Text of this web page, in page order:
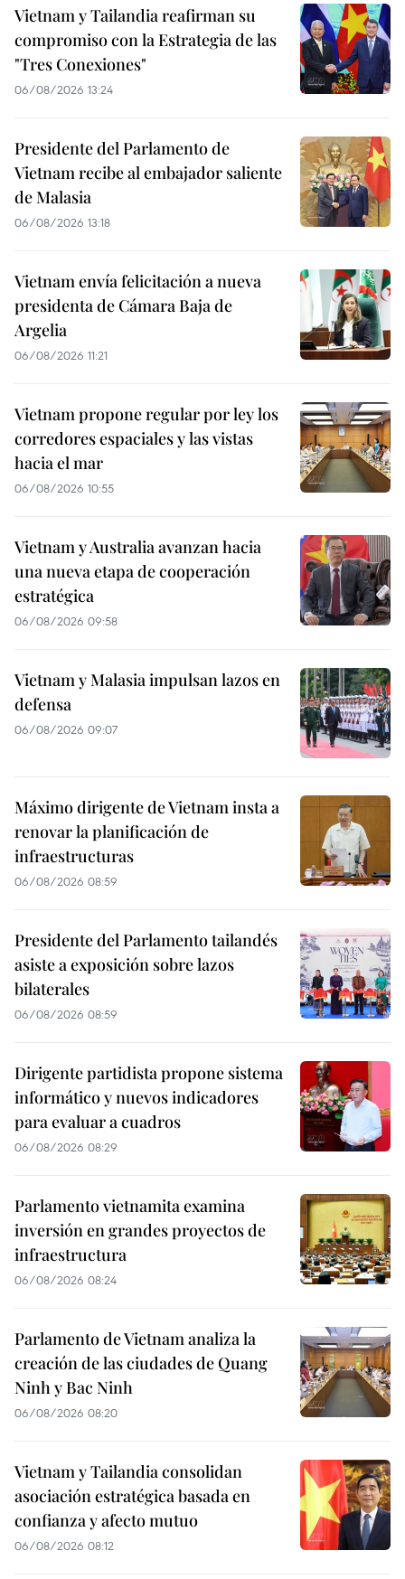
Vietnam y Tailandia reafirman su
compromiso con la Estrategia de las
"Tres Conexiones"
06/08/2026 13:24
Presidente del Parlamento de
Vietnam recibe al embajador saliente
de Malasia
06/08/2026 13:18
Vietnam envía felicitación a nueva
presidenta de Cámara Baja de
Argelia
06/08/2026 11:21
Vietnam propone regular por ley los
corredores espaciales y las vistas
hacia el mar
06/08/2026 10:55
Vietnam y Australia avanzan hacia
una nueva etapa de cooperación
estratégica
06/08/2026 09:58
Vietnam y Malasia impulsan lazos en
defensa
06/08/2026 09:07
Máximo dirigente de Vietnam insta a
renovar la planificación de
infraestructuras
06/08/2026 08:59
Presidente del Parlamento tailandés
asiste a exposición sobre lazos
bilaterales
06/08/2026 08:59
Dirigente partidista propone sistema
informático y nuevos indicadores
para evaluar a cuadros
06/08/2026 08:29
Parlamento vietnamita examina
inversión en grandes proyectos de
infraestructura
06/08/2026 08:24
Parlamento de Vietnam analiza la
creación de las ciudades de Quang
Ninh y Bac Ninh
06/08/2026 08:20
Vietnam y Tailandia consolidan
asociación estratégica basada en
confianza y afecto mutuo
06/08/2026 08:12